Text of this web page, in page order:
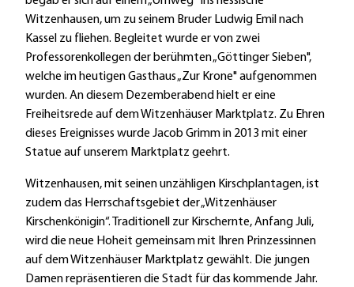
Witzenhausen, um zu seinem Bruder Ludwig Emil nach
Kassel zu fliehen. Begleitet wurde er von zwei
Professorenkollegen der berühmten „Göttinger Sieben",
welche im heutigen Gasthaus „Zur Krone" aufgenommen
wurden. An diesem Dezemberabend hielt er eine
Freiheitsrede auf dem Witzenhäuser Marktplatz. Zu Ehren
dieses Ereignisses wurde Jacob Grimm in 2013 mit einer
Statue auf unserem Marktplatz geehrt.
Witzenhausen, mit seinen unzähligen Kirschplantagen, ist
zudem das Herrschaftsgebiet der „Witzenhäuser
Kirschenkönigin“. Traditionell zur Kirschernte, Anfang Juli,
wird die neue Hoheit gemeinsam mit Ihren Prinzessinnen
auf dem Witzenhäuser Marktplatz gewählt. Die jungen
Damen repräsentieren die Stadt für das kommende Jahr.